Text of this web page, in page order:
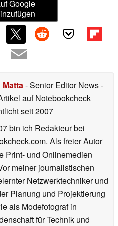
Google
Matta- Senior Editor News-
auf Notebookcheck
seit 2007
bin ich Redakteur bei
Als freier Autor
Print- und Onlinemedien
meiner journalistischen
Netzwerktechniker und
Planung und Projektierung
als Modefotograf in
für Technik und